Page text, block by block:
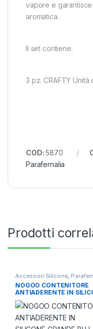
vapore e
aromatica.
Il set contiene:
3 pz. CRAFTY
COD:5870
Parafernalia
Prodotti
Accessori Silicone,
NOGOO CONTENITORE
ANTIADERENTE IN
GRANDE BLU